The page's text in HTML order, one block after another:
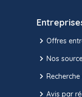
Offres
Nos
Avis par